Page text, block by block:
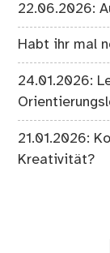
22.06.2026:
Habt ihr mal
24.01.2026:
21.01.2026:
Kreativität?